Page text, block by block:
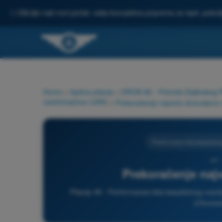
Otkrijte naš novi portal: vaša kompletna priprema za ispit,
Home Ispitna pitanja DRON A2 - Potvrda Daljinskog
vazduhoplova (UAS)
Prekoračenje najveće dozvoljene
Prekoračenje
Pitanje 46 - Performanse leta bespilotnog